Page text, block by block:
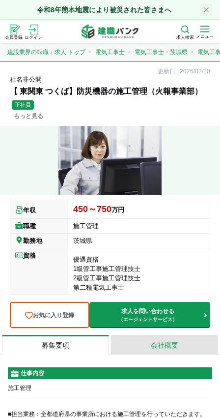
令和8年熊本地震により被災された皆さまへ
会員登録 ログイン 求人検索 メニュー
建設業界の転職・求人 トップ 電気工事士 電気工事士・茨城県 電気工
更新日 : 2026/02/20
社名非公開
【 東関東 つくば】防災機器の施工管理（火報事業部）
正社員
もっと見る
年収 450～750万円
職種
施工管理
勤務地
茨城県
資格
優遇資格
1級管工事施工管理技士
2級管工事施工管理技士
第二種電気工事士
お気に入り登録
求人を問い合わせる
（エージェントサービス）
募集要項 会社概要
仕事内容
施工管理
■担当業務：全都道府県の事業所における施工管理を行っていただきます。